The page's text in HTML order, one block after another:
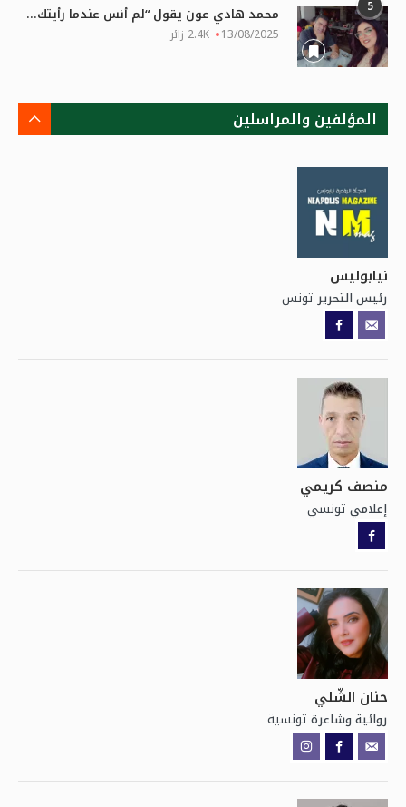
5 محمد هادي عون يقول “لم أنس عندما رأيتك...
13/08/2025 2.4K زائر
المؤلفين والمراسلين
نيابوليس
رئيس التحرير تونس
منصف كريمي
إعلامي تونسي
حنان الشّلي
روائية وشاعرة تونسية